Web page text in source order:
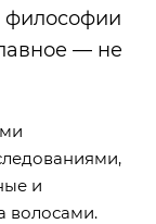
философии
— не
и
волосами.